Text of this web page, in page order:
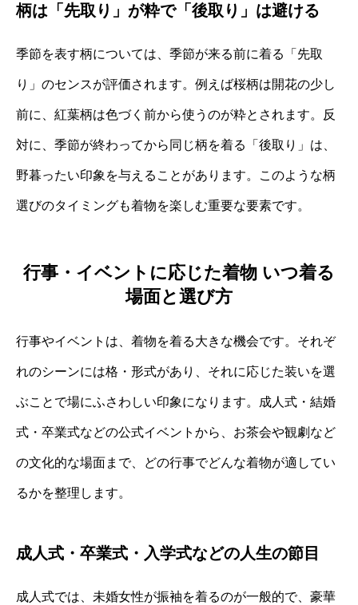
柄は「先取り」が粋で「後取り」は避ける
季節を表す柄については、季節が来る前に着る「先取
り」のセンスが評価されます。例えば桜柄は開花の少し
前に、紅葉柄は色づく前から使うのが粋とされます。反
対に、季節が終わってから同じ柄を着る「後取り」は、
野暮ったい印象を与えることがあります。このような柄
選びのタイミングも着物を楽しむ重要な要素です。
行事・イベントに応じた着物 いつ着る
場面と選び方
行事やイベントは、着物を着る大きな機会です。それぞ
れのシーンには格・形式があり、それに応じた装いを選
ぶことで場にふさわしい印象になります。成人式・結婚
式・卒業式などの公式イベントから、お茶会や観劇など
の文化的な場面まで、どの行事でどんな着物が適してい
るかを整理します。
成人式・卒業式・入学式などの人生の節目
成人式では、未婚女性が振袖を着るのが一般的で、豪華